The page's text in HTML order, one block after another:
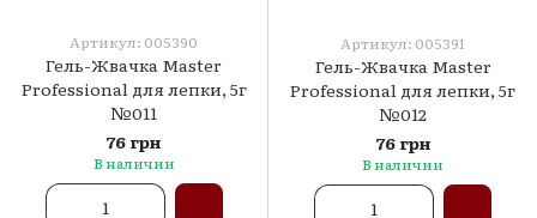
Артикул: 005390
Гель-Жвачка Master
Professional для лепки, 5г
№011
76 грн
В наличии
Артикул: 005391
Гель-Жвачка Master
Professional для лепки, 5г
№012
76 грн
В наличии